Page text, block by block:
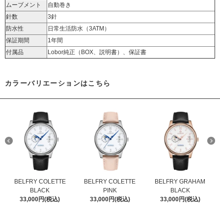
ムーブメント
自動巻き
針数
3針
防水性
日常生活防水（3ATM）
保証期間
1年間
付属品
Lobor純正（BOX、説明書）、保証書
カラーバリエーションはこちら
BELFRY COLETTE
BLACK
33,000円(税込)
BELFRY COLETTE
PINK
33,000円(税込)
BELFRY GRAHAM
BLACK
33,000円(税込)